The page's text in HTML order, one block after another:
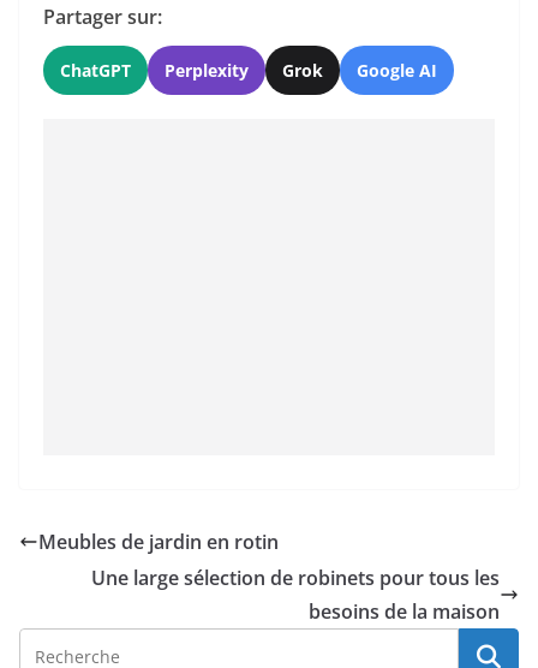
Partager sur:
ChatGPT Perplexity Grok Google AI
Meubles de jardin en rotin
Une large sélection de robinets pour tous les
besoins de la maison